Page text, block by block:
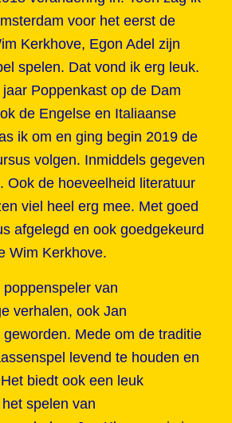
voor het eerst de
Kerkhove, Egon Adel zijn
spelen. Dat vond ik erg leuk.
Poppenkast op de Dam
de Engelse en Italiaanse
ik om en ging begin 2019 de
volgen. Inmiddels gegeven
Ook de hoeveelheid literatuur
viel heel erg mee. Met goed
afgelegd en ook goedgekeurd
Wim Kerkhove.
van
verhalen, ook Jan
Mede om de traditie
levend te houden en
biedt ook een leuk
spelen van